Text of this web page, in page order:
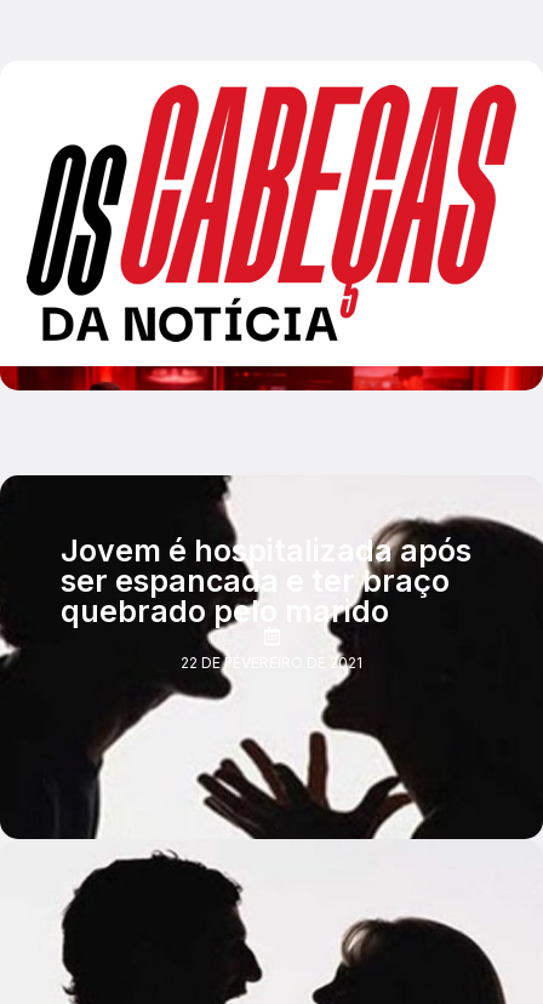
Jovem é hospitalizada após
ser espancada e ter braço
quebrado pelo marido
22 DE FEVEREIRO DE 2021